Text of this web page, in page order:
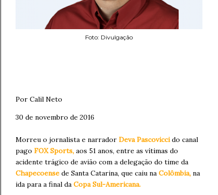
Foto: Divulgação
Por Calil Neto
30 de novembro de 2016
Morreu o jornalista e narrador Deva Pascoviccido canal
pago FOX Sports, aos 51 anos, entre as vítimas do
acidente trágico de avião com a delegação do time da
Chapecoense de Santa Catarina, que caiu na Colômbia, na
ida para a final da Copa Sul-Americana.